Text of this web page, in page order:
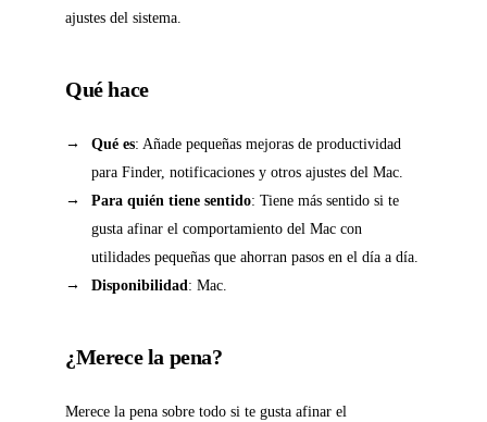
ajustes del sistema.
Qué hace
Qué es: Añade pequeñas mejoras de productividad
para Finder, notificaciones y otros ajustes del Mac.
Para quién tiene sentido: Tiene más sentido si te
gusta afinar el comportamiento del Mac con
utilidades pequeñas que ahorran pasos en el día a día.
Disponibilidad: Mac.
¿Merece la pena?
Merece la pena sobre todo si te gusta afinar el